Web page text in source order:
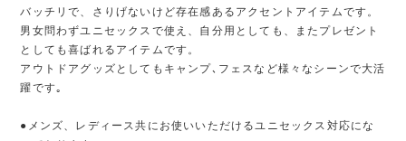
バッチリで、さりげないけど存在感あるアクセントアイテムです。
男女問わずユニセックスで使え、自分用としても、またプレゼント
としても喜ばれるアイテムです。
アウトドアグッズとしてもキャンプ､フェスなど様々なシーンで大活
躍です｡
●メンズ、レディース共にお使いいただけるユニセックス対応にな